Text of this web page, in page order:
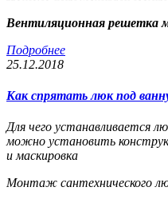
Вентиляционная решетка
Подробнее
25.12.2018
Как спрятать люк под
Для чего устанавливается
можно установить
и маскировка
Монтаж сантехнического